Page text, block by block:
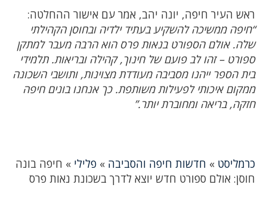
ראש העיר חיפה, יונה יהב, אמר עם אישור ההחלטה:
“חיפה ממשיכה להשקיע בעתיד ילדיה ובחוסן הקהילתי
שלה. אולם הספורט בנאות פרס הוא הרבה מעבר למתקן
ספורט – זהו לב פועם של חינוך, קהילה ובריאות. תלמידי
בית הספר ייהנו מסביבה מעודדת מצוינות, ותושבי השכונה
ממקום איכותי לפעילות משותפת. כך אנחנו בונים חיפה
חזקה, בריאה ומחוברת יותר.”
כרמליסט » חדשות חיפה והסביבה » פלילי » חיפה בונה
חוסן: אולם ספורט חדש יוצא לדרך בשכונת נאות פרס